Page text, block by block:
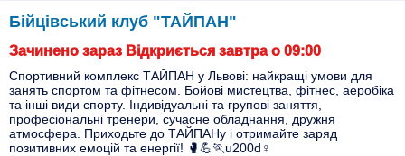
Бійцівський клуб "ТАЙПАН"
Зачинено зараз Відкриється завтра о 09:00
Спортивний комплекс ТАЙПАН у Львові: найкращі умови для
занять спортом та фітнесом. Бойові мистецтва, фітнес, аеробіка
та інші види спорту. Індивідуальні та групові заняття,
професіональні тренери, сучасне обладнання, дружня
атмосфера. Приходьте до ТАЙПАНу і отримайте заряд
позитивних емоцій та енергії! 🥊💪🏃u200d♀️